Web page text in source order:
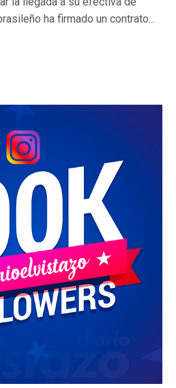
ha firmado un contrato...